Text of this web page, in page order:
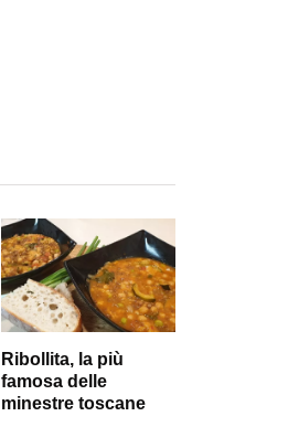
Ribollita, la più
famosa delle
minestre toscane